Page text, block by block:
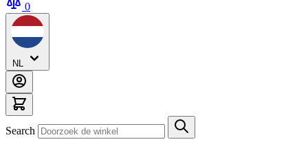
0
NL
Search